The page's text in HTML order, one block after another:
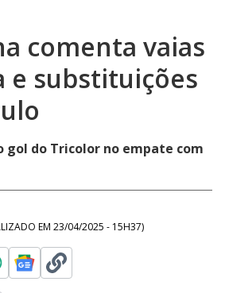
comenta vaias
e substituições
gol do Tricolor no empate com
EM 23/04/2025 - 15H37)